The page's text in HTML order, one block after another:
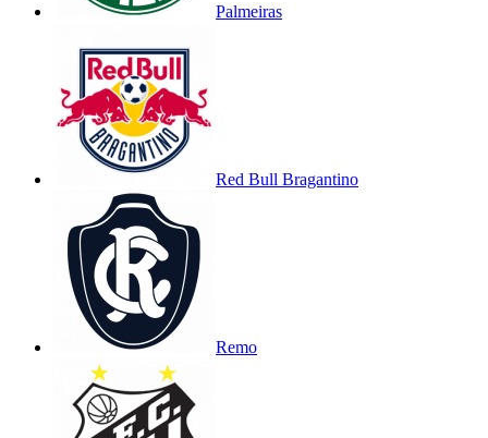
Palmeiras
Red Bull Bragantino
Remo